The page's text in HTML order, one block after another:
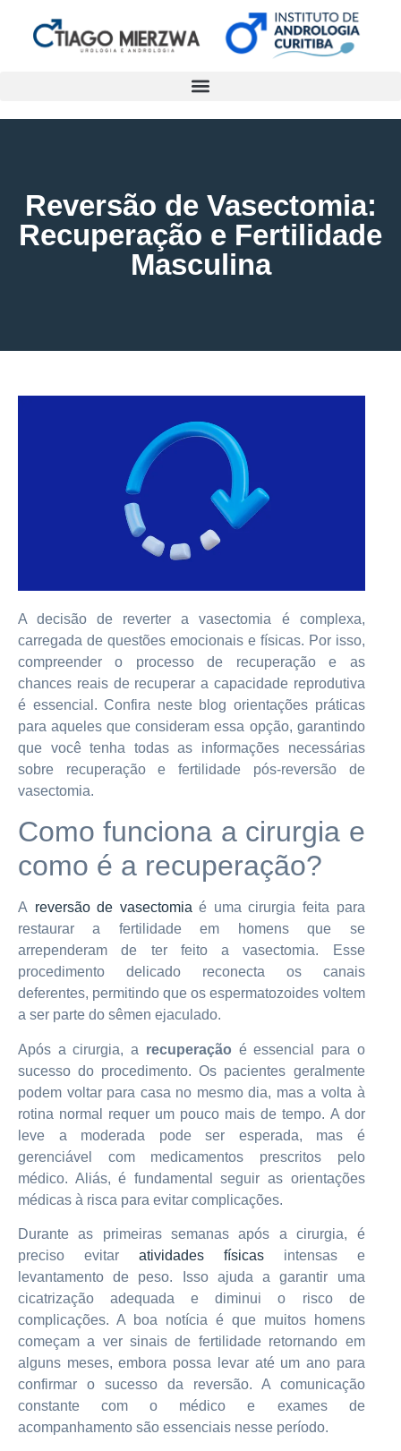
Reversão de Vasectomia:
Recuperação e Fertilidade
Masculina
A decisão de reverter a vasectomia é complexa,
carregada de questões emocionais e físicas. Por isso,
compreender o processo de recuperação e as
chances reais de recuperar a capacidade reprodutiva
é essencial. Confira neste blog orientações práticas
para aqueles que consideram essa opção, garantindo
que você tenha todas as informações necessárias
sobre recuperação e fertilidade pós-reversão de
vasectomia.
Como funciona a cirurgia e
como é a recuperação?
A reversão de vasectomia é uma cirurgia feita para
restaurar a fertilidade em homens que se
arrependeram de ter feito a vasectomia. Esse
procedimento delicado reconecta os canais
deferentes, permitindo que os espermatozoides voltem
a ser parte do sêmen ejaculado.
Após a cirurgia, a recuperação é essencial para o
sucesso do procedimento. Os pacientes geralmente
podem voltar para casa no mesmo dia, mas a volta à
rotina normal requer um pouco mais de tempo. A dor
leve a moderada pode ser esperada, mas é
gerenciável com medicamentos prescritos pelo
médico. Aliás, é fundamental seguir as orientações
médicas à risca para evitar complicações.
Durante as primeiras semanas após a cirurgia, é
preciso evitar atividades físicasintensas e
levantamento de peso. Isso ajuda a garantir uma
cicatrização adequada e diminui o risco de
complicações. A boa notícia é que muitos homens
começam a ver sinais de fertilidade retornando em
alguns meses, embora possa levar até um ano para
confirmar o sucesso da reversão. A comunicação
constante com o médico e exames de
acompanhamento são essenciais nesse período.